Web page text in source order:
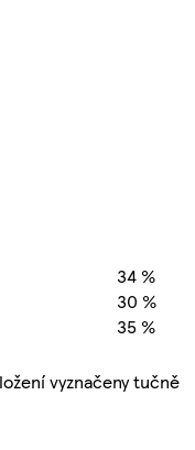
34 %
30 %
35 %
vyznačeny tučně